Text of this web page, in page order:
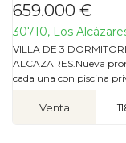
659.000 €
30710, Los
VILLA DE 3
ALCAZARES.Nueva
cada una con piscina
Venta